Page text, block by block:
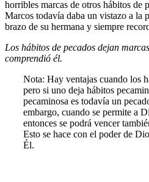
horribles marcas de otros hábitos de
Marcos todavía daba un vistazo a la
brazo de su hermana y siempre
Los hábitos de pecados dejan
comprendió él.
Nota: Hay ventajas cuando los
pero si uno deja hábitos
pecaminosa es todavía un
embargo, cuando se permite a
entonces se podrá vencer
Esto se hace con el poder de
Él.